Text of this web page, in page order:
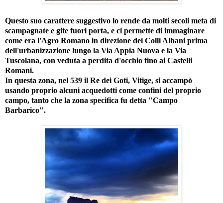
Questo suo carattere suggestivo lo rende da molti secoli meta di
scampagnate e gite fuori porta, e ci permette di immaginare
come era l'Agro Romano in direzione dei Colli Albani prima
dell'urbanizzazione lungo la Via Appia Nuova e la Via
Tuscolana, con veduta a perdita d'occhio fino ai Castelli
Romani.
In questa zona, nel 539 il Re dei Goti, Vitige, si accampò
usando proprio alcuni acquedotti come confini del proprio
campo, tanto che la zona specifica fu detta "Campo
Barbarico".